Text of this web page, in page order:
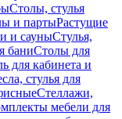
Столы, стулья
и партыРастущие
и сауныСтулья,
баниСтолы для
для кабинета и
стулья для
Стеллажи,
мебели для